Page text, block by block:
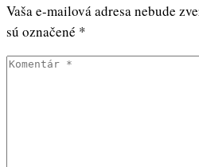
Vaša e-mailová adresa nebude
sú označené *